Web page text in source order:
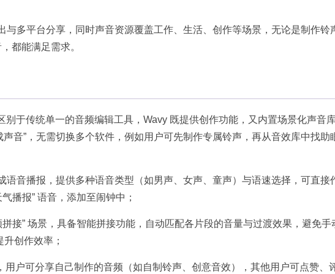
多平台分享，同时声音资源覆盖工作、生活、创作等场景，无论是制作铃
都能满足需求。​
别于传统单一的音频编辑工具，Wavy 既提供创作功能，又内置场景化声音库
声音”，无需切换多个软件，例如用户可先制作专属铃声，再从音效库中找助
语音播报，提供多种语音类型（如男声、女声、童声）与语速选择，可直接
播报” 语音，添加至闹钟中；​
接” 场景，具备智能拼接功能，自动匹配各片段的音量与过渡效果，避免手
升创作效率；​
用户可分享自己制作的音频（如自制铃声、创意音效），其他用户可点赞、